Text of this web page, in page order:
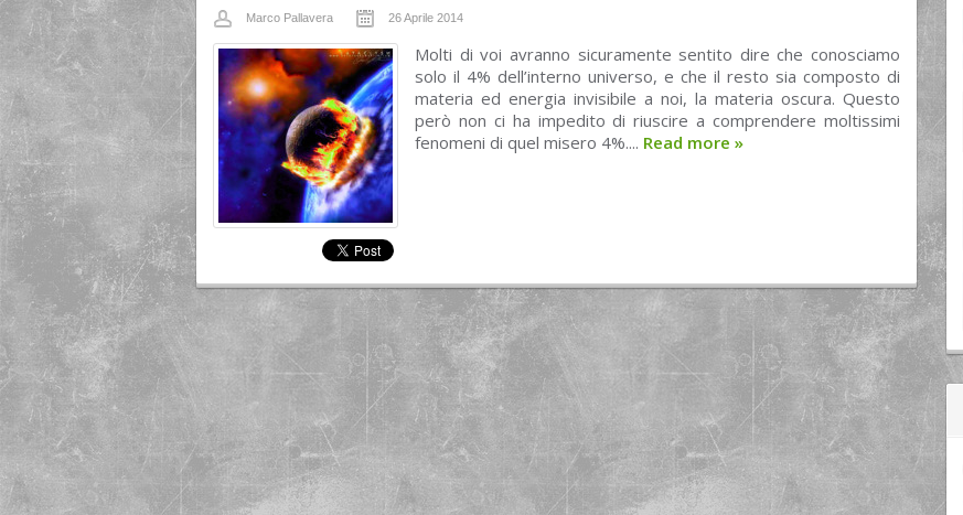
Marco Pallavera 26 Aprile 2014
Molti di voi avranno sicuramente sentito dire che conosciamo
solo il 4% dell’interno universo, e che il resto sia composto di
materia ed energia invisibile a noi, la materia oscura. Questo
però non ci ha impedito di riuscire a comprendere moltissimi
fenomeni di quel misero 4%.... Read more »